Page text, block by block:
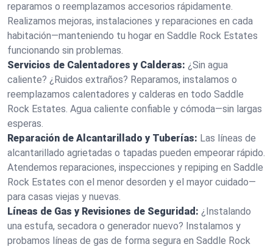
reparamos o reemplazamos accesorios rápidamente.
Realizamos mejoras, instalaciones y reparaciones en cada
habitación—manteniendo tu hogar en Saddle Rock Estates
funcionando sin problemas.
Servicios de Calentadores y Calderas: ¿Sin agua
caliente? ¿Ruidos extraños? Reparamos, instalamos o
reemplazamos calentadores y calderas en todo Saddle
Rock Estates. Agua caliente confiable y cómoda—sin largas
esperas.
Reparación de Alcantarillado y Tuberías: Las líneas de
alcantarillado agrietadas o tapadas pueden empeorar rápido.
Atendemos reparaciones, inspecciones y repiping en Saddle
Rock Estates con el menor desorden y el mayor cuidado—
para casas viejas y nuevas.
Líneas de Gas y Revisiones de Seguridad: ¿Instalando
una estufa, secadora o generador nuevo? Instalamos y
probamos líneas de gas de forma segura en Saddle Rock